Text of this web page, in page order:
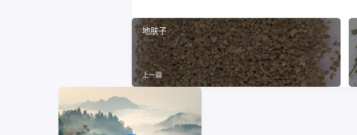
地肤子
上一篇